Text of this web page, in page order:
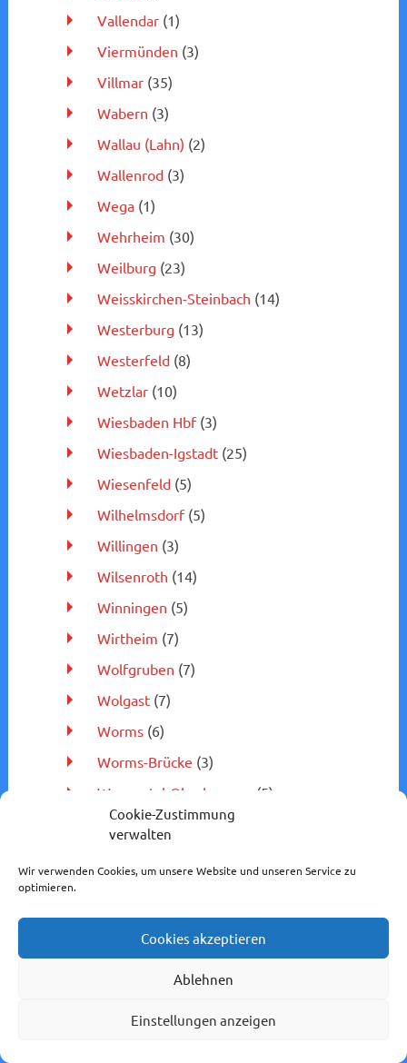
Cookie-Zustimmung
verwalten
Wir verwenden Cookies, um unsere Website und unseren Service zu
optimieren.
Cookies akzeptieren
Ablehnen
Einstellungen anzeigen
Vallendar(1)
Viermünden (3)
Villmar(35)
Wabern (3)
Wallau (Lahn) (2)
Wallenrod(3)
Wega(1)
Wehrheim (30)
Weilburg (23)
Weisskirchen-Steinbach (14)
Westerburg (13)
Westerfeld(8)
Wetzlar(10)
Wiesbaden Hbf(3)
Wiesbaden-Igstadt(25)
Wiesenfeld(5)
Wilhelmsdorf(5)
Willingen (3)
Wilsenroth (14)
Winningen (5)
Wirtheim (7)
Wolfgruben (7)
Wolgast(7)
Worms(6)
Worms-Brücke (3)
Wuppertal-Oberbarmen
(5)
Wuppertal-Vohwinkel
Zwingenberg(1)
Bahnstrecken(2.616)
Eisenbahnverkehrsunternehmen